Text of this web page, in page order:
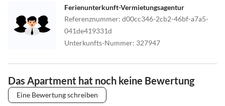
(RVB) bis Haltestelle 17 Kreitseiler.
Die Haltestelle ist weniger als 1 Minute von Ihrem Ziel entfernt.
Anreise mit dem Flugzeug
Der Flughafen Salzburg ist nur 90 km von Ramsau entfernt.
an.
Für weiterführende Informationen besuchen Sie bitte die Website
vom Airport Salzburg.
Zwischen Salzburg und Schladming gibt es regelmäßige
Ferienunterkunft-Vermietungsagentur
Referenznummer: d00cc346-2cb2-46bf-a7a5-
041de419331d
Unterkunfts-Nummer: 327947
Das Apartment hat noch keine Bewertung
Eine Bewertung schreiben